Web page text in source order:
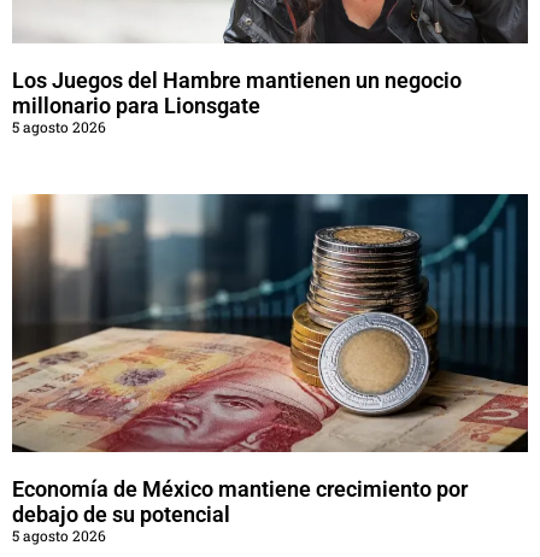
Los Juegos del Hambre mantienen un negocio
millonario para Lionsgate
5 agosto 2026
Economía de México mantiene crecimiento por
debajo de su potencial
5 agosto 2026